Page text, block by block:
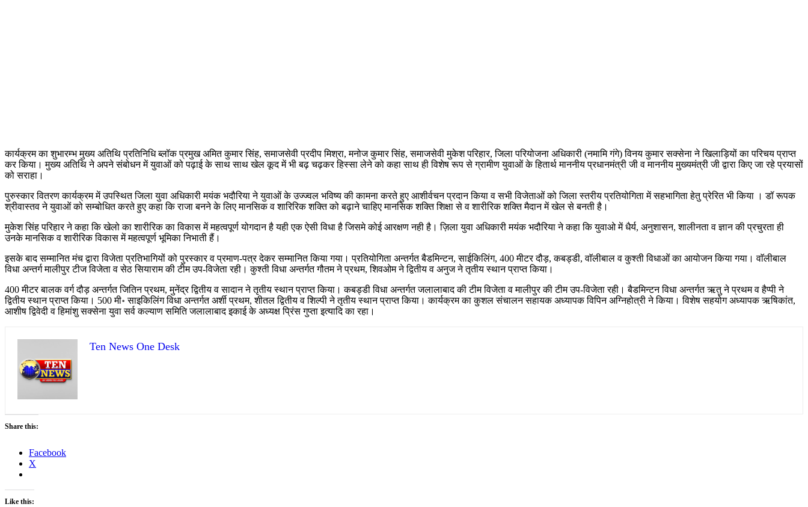
कार्यक्रम का शुभारम्भ मुख्य अतिथि प्रतिनिधि ब्लॉक प्रमुख अमित कुमार सिंह, समाजसेवी प्रदीप मिश्रा, मनोज कुमार सिंह, समाजसेवी मुकेश परिहार, जिला परियोजना अधिकारी (नमामि गंगे) विनय कुमार सक्सेना ने खिलाड़ियों का परिचय प्राप्त
कर किया। मुख्य अतिथि ने अपने संबोधन में युवाओं को पढ़ाई के साथ साथ खेल कूद में भी बढ़ चढ़कर हिस्सा लेने को कहा साथ ही विशेष रूप से ग्रामीण युवाओं के हितार्थ माननीय प्रधानमंत्री जी व माननीय मुख्यमंत्री जी द्वारा किए जा रहे प्रयासों
को सराहा।
पुरुस्कार वितरण कार्यक्रम में उपस्थित जिला युवा अधिकारी मयंक भदौरिया ने युवाओं के उज्ज्वल भविष्य की कामना करते हुए आशीर्वचन प्रदान किया व सभी विजेताओं को जिला स्तरीय प्रतियोगिता में सहभागिता हेतु प्रेरित भी किया । डॉ रूपक
श्रीवास्तव ने युवाओं को सम्बोधित करते हुए कहा कि राजा बनने के लिए मानसिक व शारिरिक शक्ति को बढ़ाने चाहिए मानसिक शक्ति शिक्षा से व शारीरिक शक्ति मैदान में खेल से बनती है।
मुकेश सिंह परिहार ने कहा कि खेलो का शारीरिक का विकास में महत्वपूर्ण योगदान है यही एक ऐसी विधा है जिसमे कोई आरक्षण नही है। ज़िला युवा अधिकारी मयंक भदौरिया ने कहा कि युवाओ में धैर्य, अनुशासन, शालीनता व ज्ञान की प्रचुरता ही
उनके मानसिक व शारीरिक विकास में महत्वपूर्ण भूमिका निभाती हैं।
इसके बाद सम्मानित मंच द्वारा विजेता प्रतिभागियों को पुरस्कार व प्रमाण-पत्र देकर सम्मानित किया गया। प्रतियोगिता अन्तर्गत बैडमिन्टन, साईकिलिंग, 400 मीटर दौड़, कबड्डी, वाॅलीबाल व कुश्ती विधाओं का आयोजन किया गया। वाॅलीबाल
विधा अन्तर्ग मालीपुर टीज विजेता व सेठ सियाराम की टीम उप-विजेता रही। कुश्ती विधा अन्तर्गत गौतम ने प्रथम, शिवओम ने द्वितीय व अनुज ने तृतीय स्थान प्राप्त किया।
400 मीटर बालक वर्ग दौड़ अन्तर्गत जितिन प्रथम, मुनेंद्र द्वितीय व सादान ने तृतीय स्थान प्राप्त किया। कबड्डी विधा अन्तर्गत जलालाबाद की टीम विजेता व मालीपुर की टीम उप-विजेता रही। बैडमिन्टन विधा अन्तर्गत ऋतु ने प्रथम व हैप्पी ने
द्वितीय स्थान प्राप्त किया। 500 मी॰ साइकिलिंग विधा अन्तर्गत अर्शी प्रथम, शीतल द्वितीय व शिल्पी ने तृतीय स्थान प्राप्त किया। कार्यक्रम का कुशल संचालन सहायक अध्यापक विपिन अग्निहोत्री ने किया। विशेष सहयोग अध्यापक ऋषिकांत,
आशीष द्विवेदी व हिमांशु सक्सेना युवा सर्व कल्याण समिति जलालाबाद इकाई के अध्यक्ष प्रिंस गुप्ता इत्यादि का रहा।
Ten News One Desk
Share this:
Facebook
X
Like this: